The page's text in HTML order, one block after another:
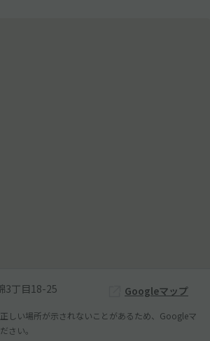
3丁目18-25 Googleマップ
しい場所が示されないことがあるため、Googleマ
さい。